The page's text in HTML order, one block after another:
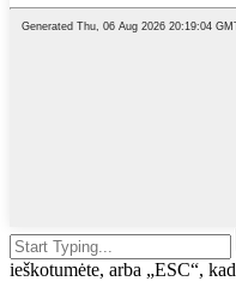
ieškotumėte, arba „ESC“,